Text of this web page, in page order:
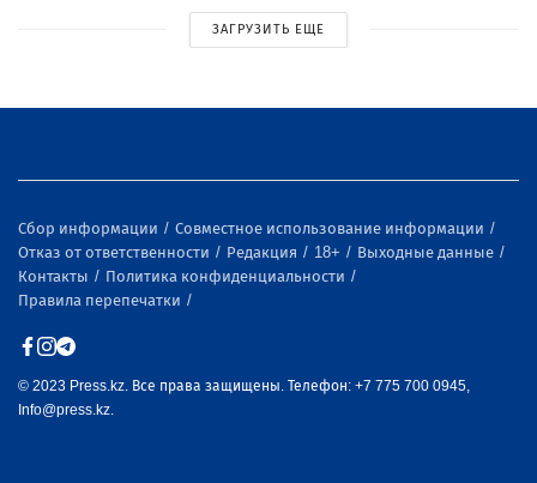
ЗАГРУЗИТЬ ЕЩЕ
Сбор информации
Совместное использование информации
Отказ от ответственности
Редакция 18+
Выходные данные
Контакты
Политика конфиденциальности
Правила перепечатки
© 2023 Press.kz. Все права защищены. Телефон: +7 775 700 0945,
Info@press.kz.